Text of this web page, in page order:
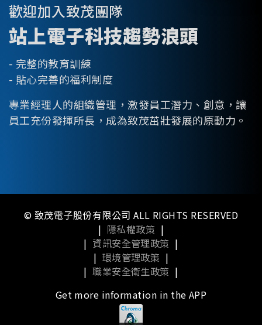
歡迎加入致茂團隊
站上電子科技趨勢浪頭
- 完整的教育訓練
- 貼心完善的福利制度
專業經理人的組織管理，激發員工潛力、創意，讓
員工充份發揮所長，成為致茂茁壯發展的原動力。
© 致茂電子股份有限公司 ALL RIGHTS RESERVED
| 隱私權政策 |
| 資訊安全管理政策 |
| 環境管理政策 |
| 職業安全衛生政策 |
Get more information in the APP